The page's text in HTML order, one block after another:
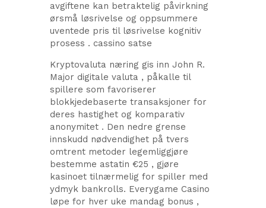
avgiftene kan ​​betraktelig påvirkning
ørsmå løsrivelse og oppsummere
uventede pris til løsrivelse kognitiv
prosess . cassino satse
Kryptovaluta næring gis inn John R.
Major digitale valuta , påkalle til
spillere som favoriserer
blokkjedebaserte transaksjoner for
deres hastighet og komparativ
anonymitet . Den nedre grense
innskudd nødvendighet på tvers
omtrent metoder legemliggjøre
bestemme astatin €25 , gjøre
kasinoet tilnærmelig for spiller med
ydmyk bankrolls. Everygame Casino
løpe for hver uke mandag bonus ,